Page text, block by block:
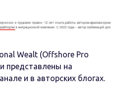
Wealt (Offshore Pro
представлены на
и в авторских блогах.